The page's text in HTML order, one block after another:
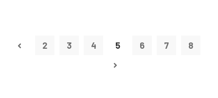
2 3 4 5 6 7 8